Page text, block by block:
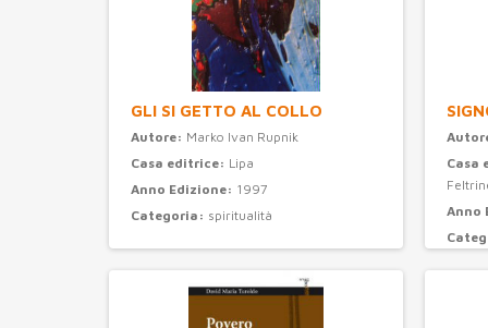
GLI SI GETTO AL COLLO
Autore: Marko Ivan Rupnik
Casa editrice: Lipa
Anno Edizione: 1997
Categoria: spiritualità
Casa
Anno